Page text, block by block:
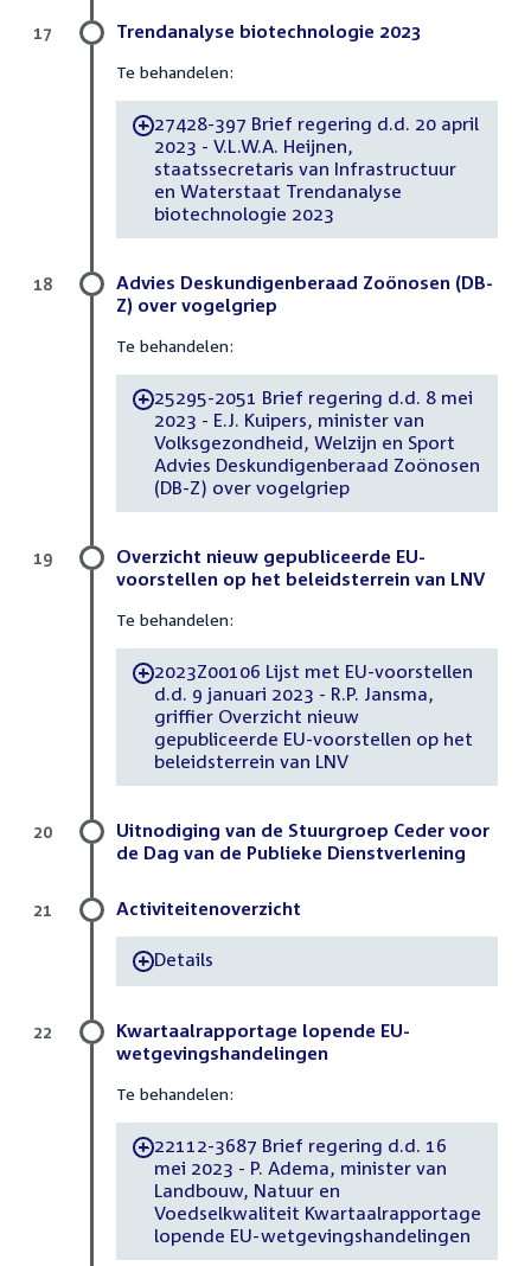
Trendanalyse biotechnologie 2023
Te behandelen:
-27428-397 Brief regering d.d. 20 april
2023 - V.L.W.A. Heijnen,
staatssecretaris van Infrastructuur
en Waterstaat Trendanalyse
biotechnologie 2023
17
Advies Deskundigenberaad Zoönosen (DB-
Z) over vogelgriep
Te behandelen:
-25295-2051 Brief regering d.d. 8 mei
2023 - E.J. Kuipers, minister van
Volksgezondheid, Welzijn en Sport
Advies Deskundigenberaad Zoönosen
(DB-Z) over vogelgriep
18
Overzicht nieuw gepubliceerde EU-
voorstellen op het beleidsterrein van LNV
Te behandelen:
-2023Z00106 Lijst met EU-voorstellen
d.d. 9 januari 2023 - R.P. Jansma,
griffier Overzicht nieuw
gepubliceerde EU-voorstellen op het
beleidsterrein van LNV
19
Uitnodiging van de Stuurgroep Ceder voor
de Dag van de Publieke Dienstverlening
20
Activiteitenoverzicht
-Details
21
Kwartaalrapportage lopende EU-
wetgevingshandelingen
Te behandelen:
-22112-3687 Brief regering d.d. 16
mei 2023 - P. Adema, minister van
Landbouw, Natuur en
Voedselkwaliteit Kwartaalrapportage
lopende EU-wetgevingshandelingen
22